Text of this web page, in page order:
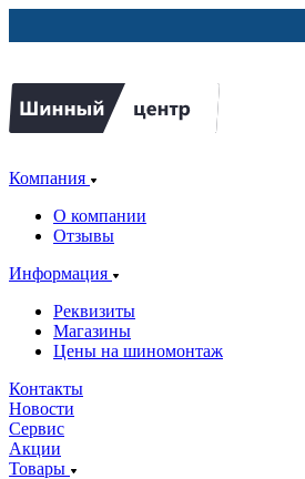
Компания
О компании
Отзывы
Информация
Реквизиты
Магазины
Цены на шиномонтаж
Контакты
Новости
Сервис
Акции
Товары